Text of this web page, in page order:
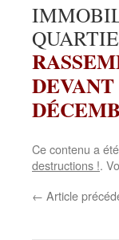
Ce contenu a
destructions !.
← Article